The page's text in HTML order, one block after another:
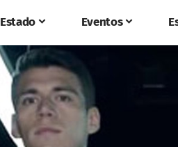
Estado Eventos